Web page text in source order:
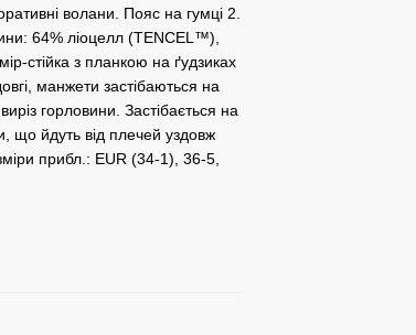
волани. Пояс на гумці 2.
64% ліоцелл (TENCEL™),
стійка з планкою на ґудзиках
манжети застібаються на
горловини. Застібається на
що йдуть від плечей уздовж
прибл.: EUR (34-1), 36-5,